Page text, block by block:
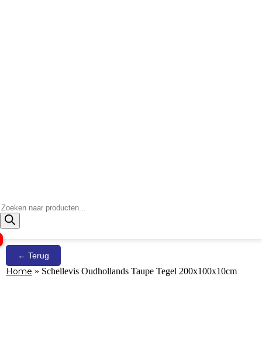
Producten
zoeken
← Terug
Home » Schellevis Oudhollands Taupe Tegel 200x100x10cm